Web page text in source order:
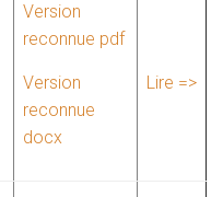
Version
reconnue pdf
Version
reconnue
docx
Lire =>